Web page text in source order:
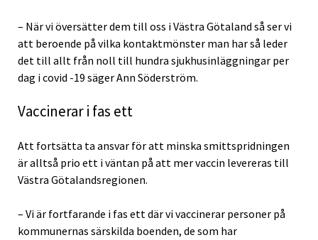
– När vi översätter dem till oss i Västra Götaland så ser vi
att beroende på vilka kontaktmönster man har så leder
det till allt från noll till hundra sjukhusinläggningar per
dag i covid -19 säger Ann Söderström.
Vaccinerar i fas ett
Att fortsätta ta ansvar för att minska smittspridningen
är alltså prio ett i väntan på att mer vaccin levereras till
Västra Götalandsregionen.
– Vi är fortfarande i fas ett där vi vaccinerar personer på
kommunernas särskilda boenden, de som har